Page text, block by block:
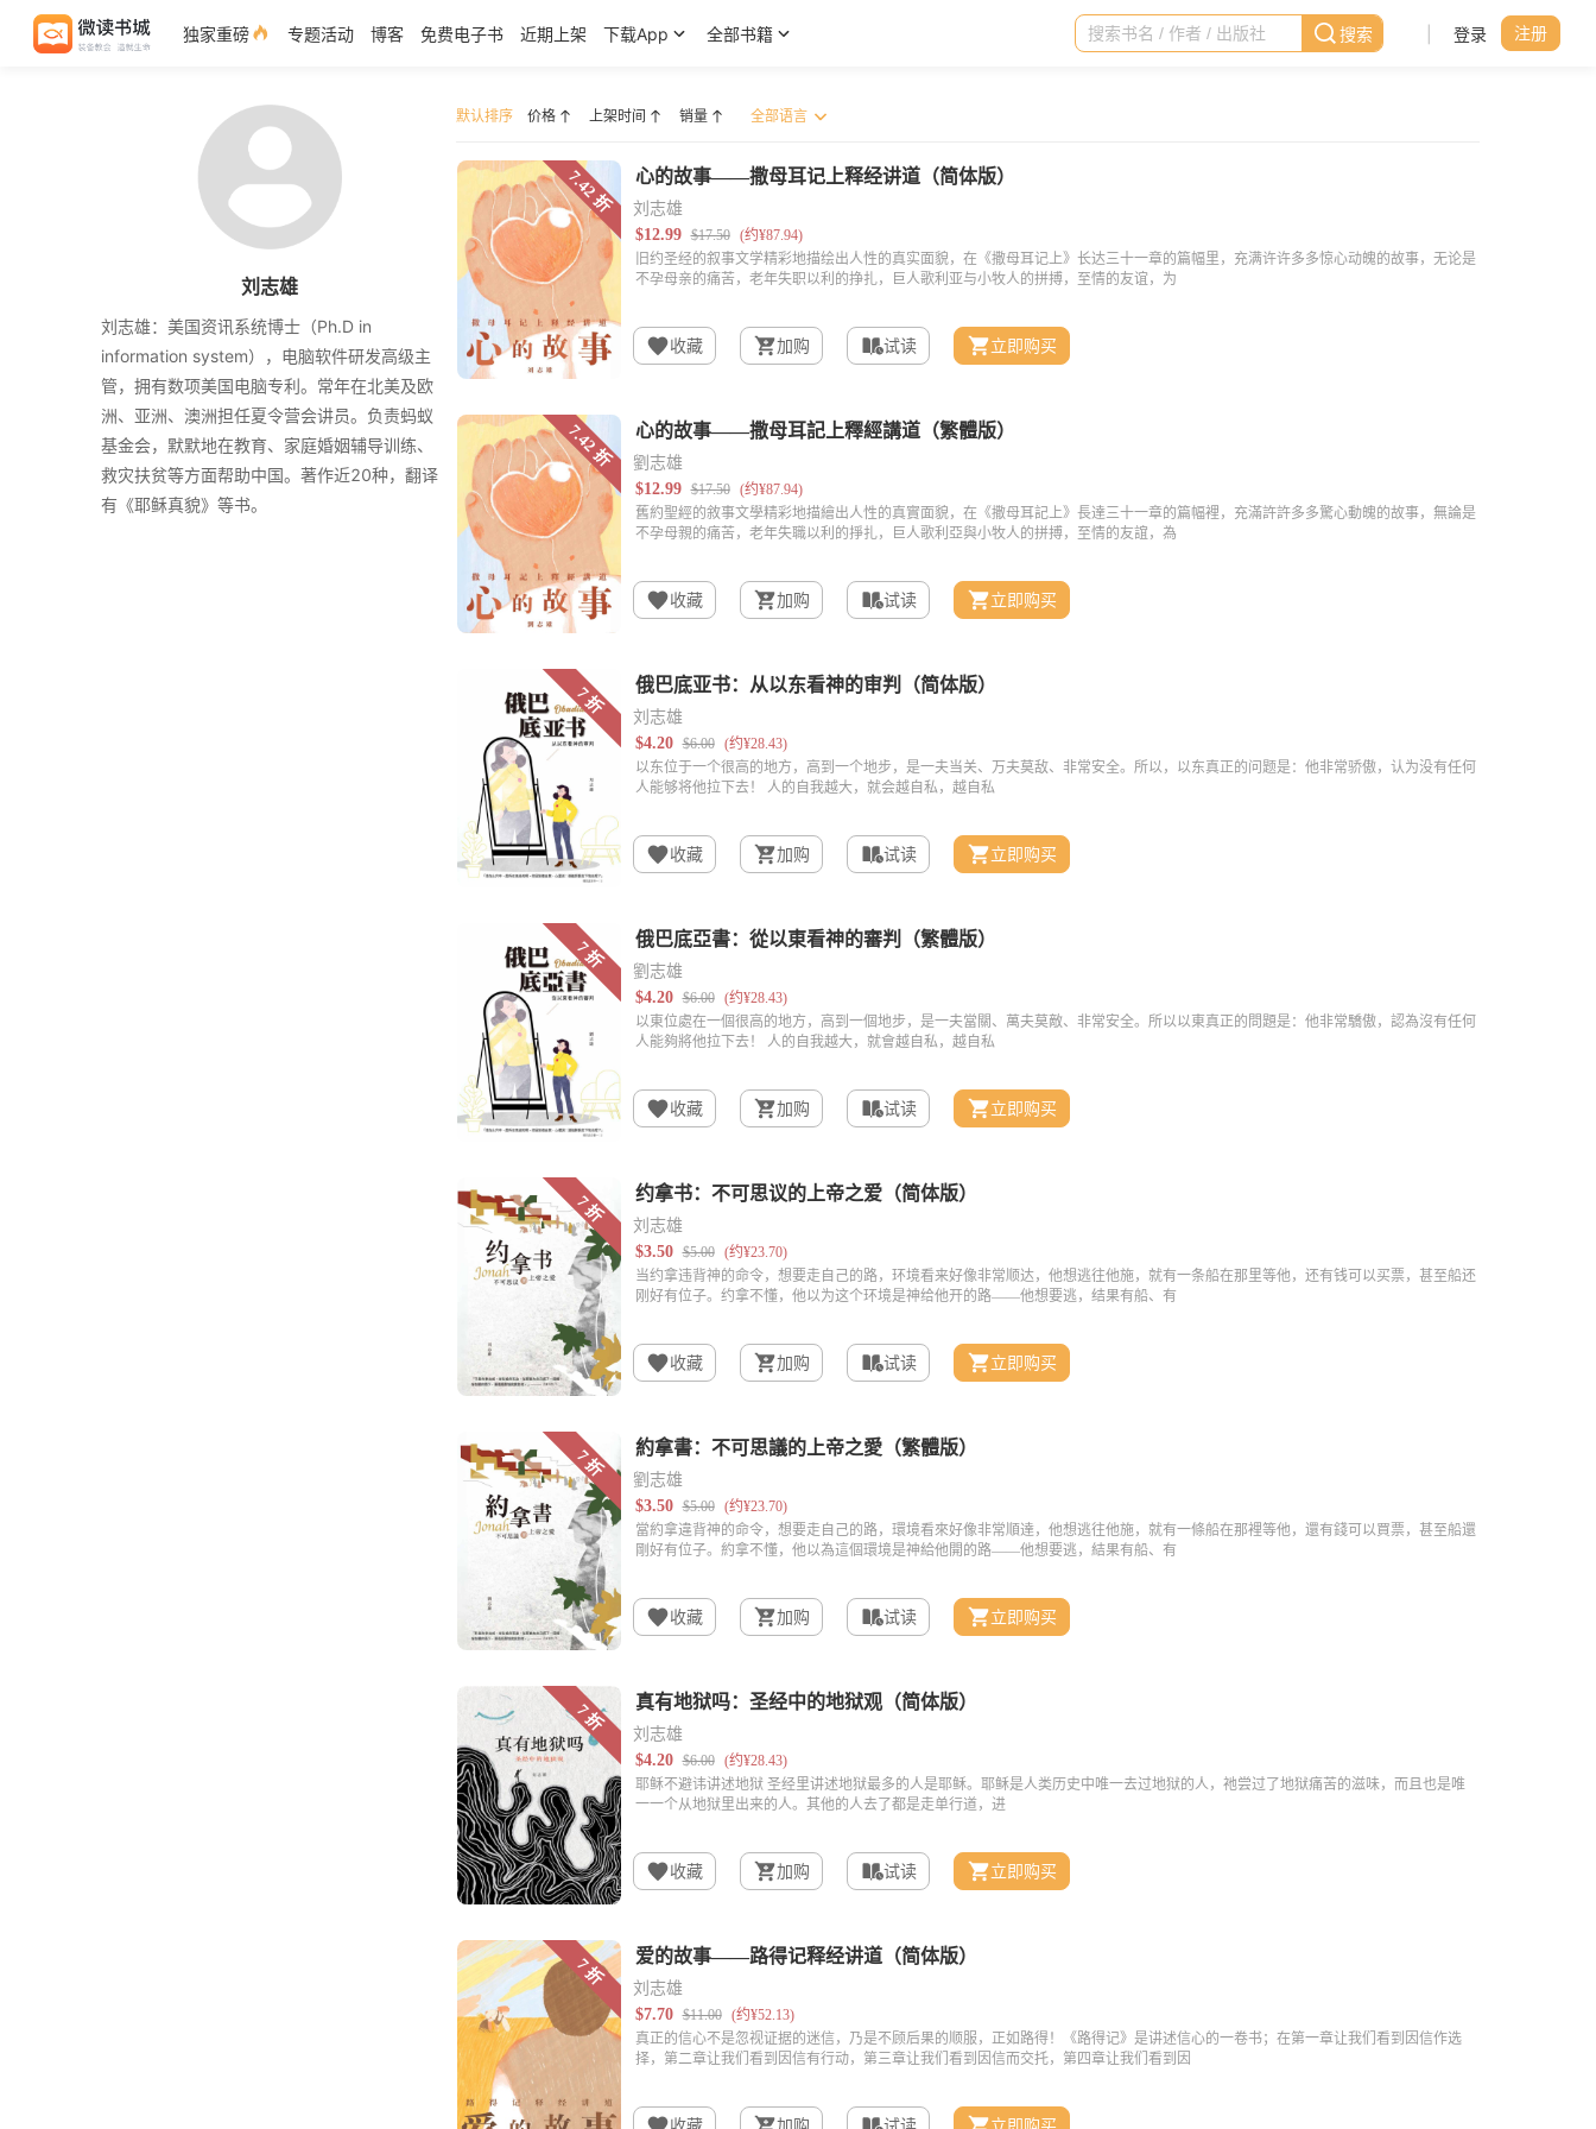
独家重磅 专题活动 博客 免费电子书 近期上架 下载App 全部书籍 登录 注册
刘志雄
刘志雄：美国资讯系统博士（Ph.D in
information system），电脑软件研发高级主
管，拥有数项美国电脑专利。常年在北美及欧
洲、亚洲、澳洲担任夏令营会讲员。负责蚂蚁
基金会，默默地在教育、家庭婚姻辅导训练、
救灾扶贫等方面帮助中国。著作近20种，翻译
有《耶稣真貌》等书。
默认排序 价格 上架时间 销量
刘志雄
收藏 加购 试读 立即购买
劉志雄
收藏 加购 试读 立即购买
刘志雄
收藏 加购 试读 立即购买
劉志雄
收藏 加购 试读 立即购买
刘志雄
收藏 加购 试读 立即购买
劉志雄
收藏 加购 试读 立即购买
刘志雄
收藏 加购 试读 立即购买
刘志雄